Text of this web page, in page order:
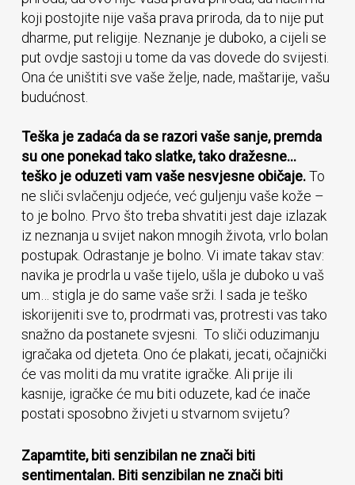
koji postojite nije vaša prava priroda, da to nije put
dharme, put religije. Neznanje je duboko, a cijeli se
put ovdje sastoji u tome da vas dovede do svijesti.
Ona će uništiti sve vaše želje, nade, maštarije, vašu
budućnost.
Teška je zadaća da se razori vaše sanje, premda
su one ponekad tako slatke, tako dražesne…
teško je oduzeti vam vaše nesvjesne običaje.To
ne sliči svlačenju odjeće, već guljenju vaše kože –
to je bolno. Prvo što treba shvatiti jest daje izlazak
iz neznanja u svijet nakon mnogih života, vrlo bolan
postupak. Odrastanje je bolno. Vi imate takav stav:
navika je prodrla u vaše tijelo, ušla je duboko u vaš
um… stigla je do same vaše srži. I sada je teško
iskorijeniti sve to, prodrmati vas, protresti vas tako
snažno da postanete svjesni. To sliči oduzimanju
igračaka od djeteta. Ono će plakati, jecati, očajnički
će vas moliti da mu vratite igračke. Ali prije ili
kasnije, igračke će mu biti oduzete, kad će inače
postati sposobno živjeti u stvarnom svijetu?
Zapamtite, biti senzibilan ne znači biti
sentimentalan. Biti senzibilan ne znači biti